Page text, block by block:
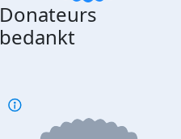
Donateurs
bedankt